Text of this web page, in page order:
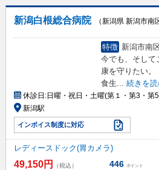
新潟白根総合病院
（新潟県 新潟市南
特徴 新潟市南
今でも、そして
康を守りたい。
食生... 続きを
休診日:日曜・祝日・土曜(第１・第3・第
新潟駅
インボイス制度に対応
レディースドック(胃カメラ)
49,150円 （税込） 446 ポイント